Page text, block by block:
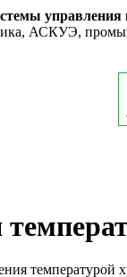
АСКУЭ,
температурой